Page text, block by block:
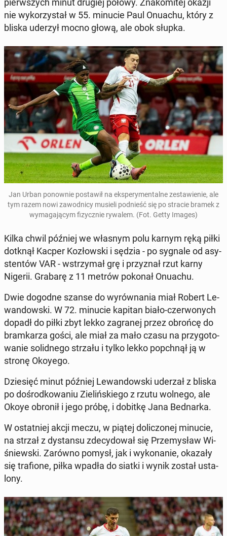
pierw­szych minut drugiej połowy. Zna­ko­mi­tej okazji
nie wy­ko­rzy­stał w 55. minucie Paul Onuachu, który z
bliska uderzył mocno głową, ale obok słupka.
Jan Urban po­now­nie po­sta­wił na eks­pe­ry­men­tal­ne ze­sta­wie­nie, ale
tym razem nowi za­wod­ni­cy musieli pod­nieść się po stracie bramek z
wy­ma­ga­ją­cym fi­zycz­nie rywalem. (Fot. Getty Images)
Kilka chwil później we własnym polu karnym ręką piłki
dotknął Kacper Ko­złow­ski i sędzia - po sygnale od asy­
sten­tów VAR - wstrzy­mał grę i przy­znał rzut karny
Nigerii. Grabarę z 11 metrów pokonał Onuachu.
Dwie dogodne szanse do wy­rów­na­nia miał Robert Le­
wan­dow­ski. W 72. minucie kapitan biało-czer­wo­nych
dopadł do piłki zbyt lekko za­gra­nej przez obrońcę do
bram­ka­rza gości, ale miał za mało czasu na przy­go­to­
wa­nie so­lid­ne­go strzału i tylko lekko po­pchnął ją w
stronę Okoyego.
Dzie­sięć minut później Le­wan­dow­ski uderzał z bliska
po do­środ­ko­wa­niu Zie­liń­skie­go z rzutu wolnego, ale
Okoye obronił i jego próbę, i dobitkę Jana Bed­nar­ka.
W ostat­niej akcji meczu, w piątej do­li­czo­nej minucie,
na strzał z dy­stan­su zde­cy­do­wał się Prze­my­sław Wi­
śniew­ski. Zarówno pomysł, jak i wy­ko­na­nie, okazały
się tra­fio­ne, piłka wpadła do siatki i wynik został usta­
lo­ny.